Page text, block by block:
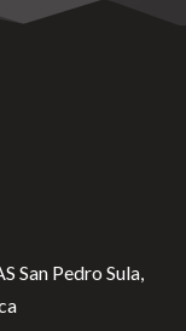
San Pedro Sula,